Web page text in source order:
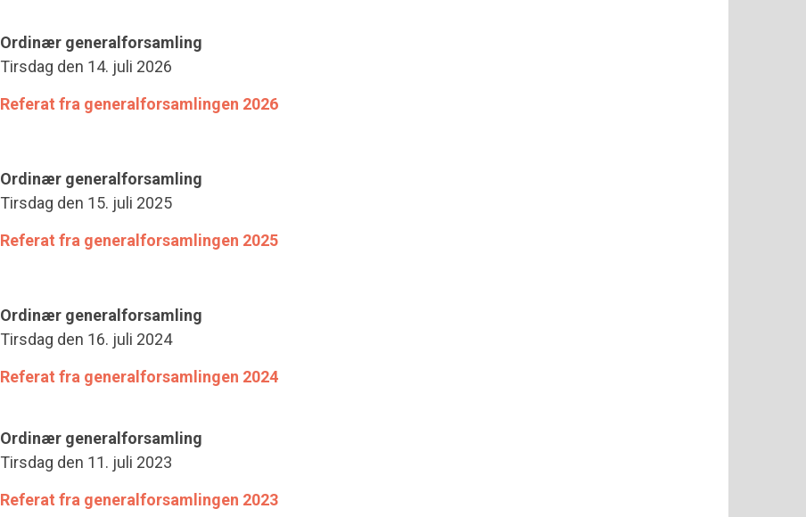
Ordinær generalforsamling
Tirsdag den 14. juli 2026
Referat fra generalforsamlingen 2026
Ordinær generalforsamling
Tirsdag den 15. juli 2025
Referat fra generalforsamlingen 2025
Ordinær generalforsamling
Tirsdag den 16. juli 2024
Referat fra generalforsamlingen 2024
Ordinær generalforsamling
Tirsdag den 11. juli 2023
Referat fra generalforsamlingen 2023